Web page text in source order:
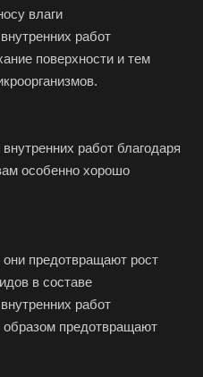
влаги
работ
поверхности и тем
работ благодаря
особенно хорошо
предотвращают рост
в составе
работ
предотвращают